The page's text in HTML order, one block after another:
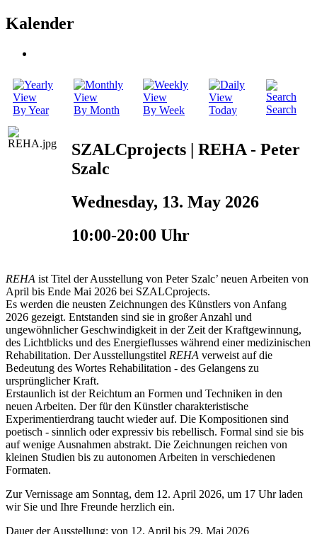
Kalender
By Year By Month By Week Today Search
SZALCprojects | REHA - Peter
Szalc
Wednesday, 13. May 2026
10:00-20:00 Uhr
REHA ist Titel der Ausstellung von Peter Szalc’ neuen Arbeiten von
April bis Ende Mai 2026 bei SZALCprojects.
Es werden die neusten Zeichnungen des Künstlers von Anfang
2026 gezeigt. Entstanden sind sie in großer Anzahl und
ungewöhnlicher Geschwindigkeit in der Zeit der Kraftgewinnung,
des Lichtblicks und des Energieflusses während einer medizinischen
Rehabilitation. Der Ausstellungstitel REHA verweist auf die
Bedeutung des Wortes Rehabilitation - des Gelangens zu
ursprünglicher Kraft.
Erstaunlich ist der Reichtum an Formen und Techniken in den
neuen Arbeiten. Der für den Künstler charakteristische
Experimentierdrang taucht wieder auf. Die Kompositionen sind
poetisch - sinnlich oder expressiv bis rebellisch. Formal sind sie bis
auf wenige Ausnahmen abstrakt. Die Zeichnungen reichen von
kleinen Studien bis zu autonomen Arbeiten in verschiedenen
Formaten.
Zur Vernissage am Sonntag, dem 12. April 2026, um 17 Uhr laden
wir Sie und Ihre Freunde herzlich ein.
Dauer der Ausstellung: von 12. April bis 29. Mai 2026